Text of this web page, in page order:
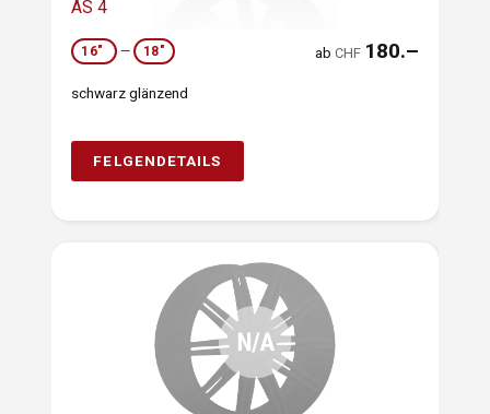
AS 4
16" — 18" abCHF 180.–
schwarz glänzend
FELGENDETAILS